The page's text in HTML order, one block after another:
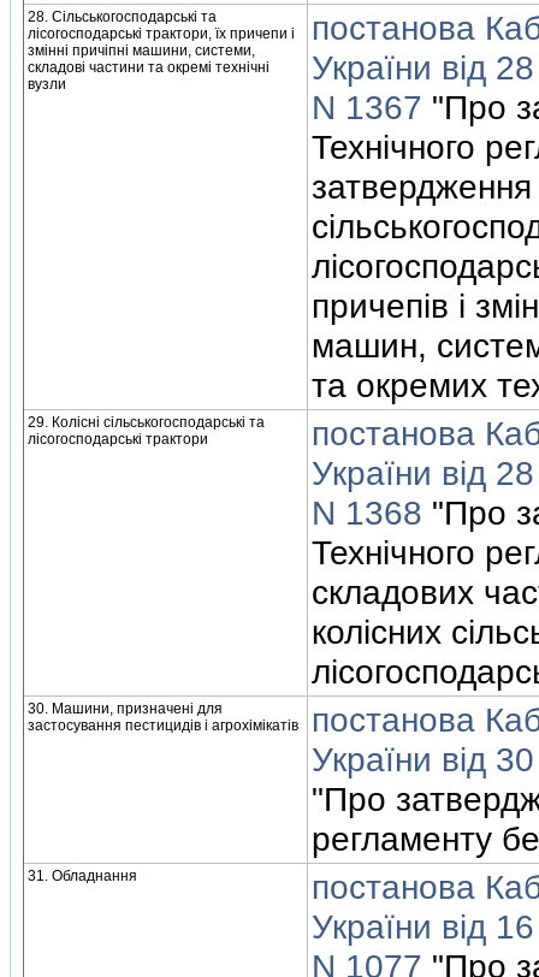
28. Сiльськогосподарськi та
лiсогосподарськi трактори, їх причепи i
змiннi причiпнi машини, системи,
складовi частини та окремi технiчнi
вузли
постанова
України вiд
N 1367 "Про
Технiчного
затвердження
причепiв i
машин,
та окремих
29. Колiснi сiльськогосподарськi та
лiсогосподарськi трактори
постанова
України вiд
N 1368 "Про
Технiчного
складових
колiсних
30. Машини, призначенi для
застосування пестицидiв i агрохiмiкатiв
постанова
України вiд
"Про
регламенту
31. Обладнання
постанова
України вiд
N 1077 "Про